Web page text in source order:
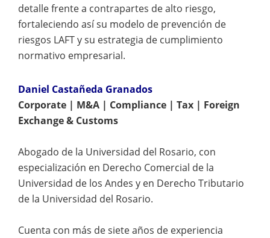
detalle frente a contrapartes de alto riesgo,
fortaleciendo así su modelo de prevención de
riesgos LAFT y su estrategia de cumplimiento
normativo empresarial.
Daniel Castañeda Granados
Corporate | M&A | Compliance | Tax | Foreign
Exchange & Customs
Abogado de la Universidad del Rosario, con
especialización en Derecho Comercial de la
Universidad de los Andes y en Derecho Tributario
de la Universidad del Rosario.
Cuenta con más de siete años de experiencia